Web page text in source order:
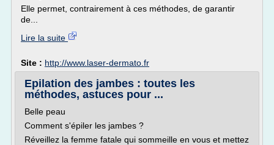
Elle permet, contrairement à ces méthodes, de garantir
de...
Lire la suite
Site : http://www.laser-dermato.fr
Epilation des jambes : toutes les
méthodes, astuces pour ...
Belle peau
Comment s'épiler les jambes ?
Réveillez la femme fatale qui sommeille en vous et mettez